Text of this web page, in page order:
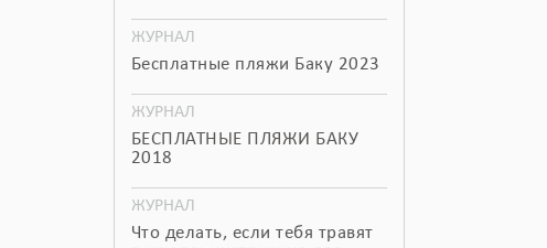
ЖУРНАЛ
Бесплатные пляжи Баку 2023
ЖУРНАЛ
БЕСПЛАТНЫЕ ПЛЯЖИ БАКУ
2018
ЖУРНАЛ
Что делать, если тебя травят